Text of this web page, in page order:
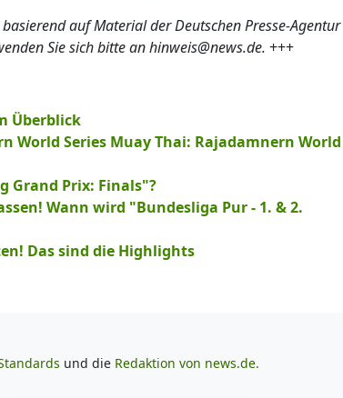
auf Material der Deutschen Presse-Agentur
Sie sich bitte an hinweis@news.de. +++
Überblick
World Series Muay Thai: Rajadamnern World
Grand Prix: Finals"?
Wann wird "Bundesliga Pur - 1. & 2.
Das sind die Highlights
und die Redaktion von news.de.